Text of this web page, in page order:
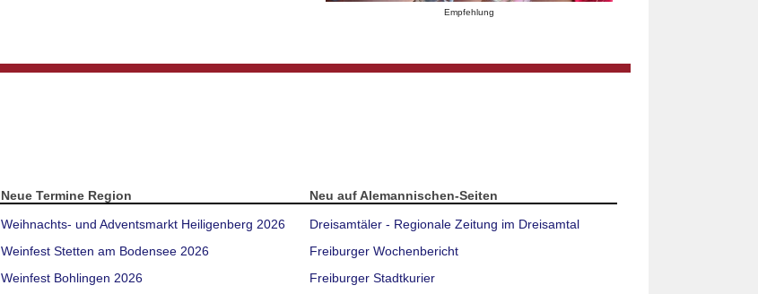
Empfehlung
Neue Termine Region
Weihnachts- und Adventsmarkt Heiligenberg 2026
Weinfest Stetten am Bodensee 2026
Weinfest Bohlingen 2026
Neu auf Alemannischen-Seiten
Dreisamtäler - Regionale Zeitung im Dreisamtal
Freiburger Wochenbericht
Freiburger Stadtkurier